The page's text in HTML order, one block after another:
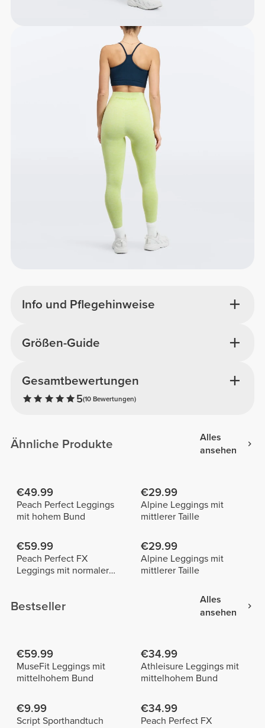
Info und Pflegehinweise
Gesamtbewertungen
5(10 Bewertungen)
Größen-Guide
Ähnliche Produkte
Alles
ansehen
€49.99
Peach Perfect Leggings
mit hohem Bund
€29.99
Alpine Leggings mit
mittlerer Taille
€59.99
Peach Perfect FX
Leggings mit normaler
€29.99
Alpine Leggings mit
mittlerer Taille
Bestseller
Alles
ansehen
€59.99
MuseFit Leggings mit
mittelhohem Bund
€34.99
Athleisure Leggings mit
mittelhohem Bund
€9.99
Script Sporthandtuch
€34.99
Peach Perfect FX